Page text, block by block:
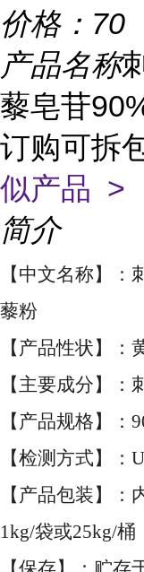
价格： 70
产品名称
藜皂苷
订购可拆
似产品 >
简介
【中文名称】
藜粉
【产品性状】
【主要成分】：
【产品规格】：
【检测方式】：
【产品包装】：
1kg/袋或25kg/桶